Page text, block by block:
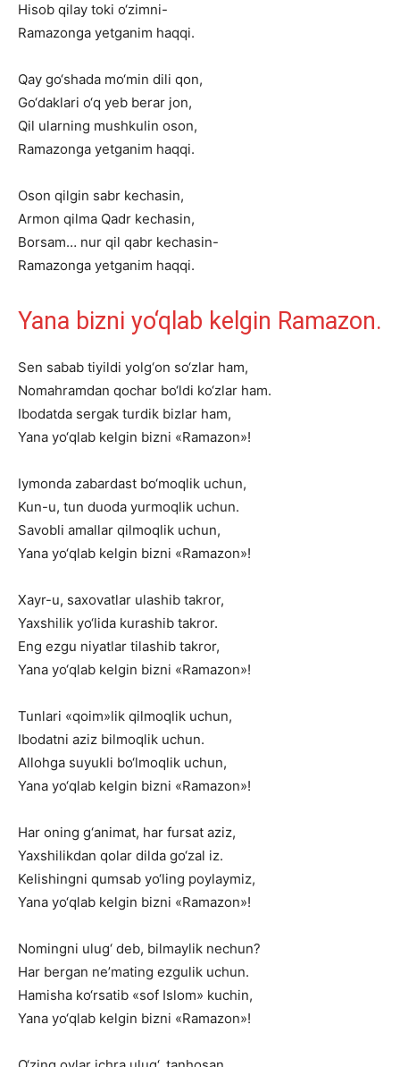
Hisob qilay toki o‘zimni-
Ramazonga yetganim haqqi.
Qay go‘shada mo‘min dili qon,
Go‘daklari o‘q yeb berar jon,
Qil ularning mushkulin oson,
Ramazonga yetganim haqqi.
Oson qilgin sabr kechasin,
Armon qilma Qadr kechasin,
Borsam… nur qil qabr kechasin-
Ramazonga yetganim haqqi.
Yana bizni yo‘qlab kelgin Ramazon.
Sen sabab tiyildi yolg‘on so‘zlar ham,
Nomahramdan qochar bo‘ldi ko‘zlar ham.
Ibodatda sergak turdik bizlar ham,
Yana yo‘qlab kelgin bizni «Ramazon»!
Iymonda zabardast bo‘moqlik uchun,
Kun-u, tun duoda yurmoqlik uchun.
Savobli amallar qilmoqlik uchun,
Yana yo‘qlab kelgin bizni «Ramazon»!
Xayr-u, saxovatlar ulashib takror,
Yaxshilik yo‘lida kurashib takror.
Eng ezgu niyatlar tilashib takror,
Yana yo‘qlab kelgin bizni «Ramazon»!
Tunlari «qoim»lik qilmoqlik uchun,
Ibodatni aziz bilmoqlik uchun.
Allohga suyukli bo‘lmoqlik uchun,
Yana yo‘qlab kelgin bizni «Ramazon»!
Har oning g‘animat, har fursat aziz,
Yaxshilikdan qolar dilda go‘zal iz.
Kelishingni qumsab yo‘ling poylaymiz,
Yana yo‘qlab kelgin bizni «Ramazon»!
Nomingni ulug‘ deb, bilmaylik nechun?
Har bergan ne’mating ezgulik uchun.
Hamisha ko‘rsatib «sof Islom» kuchin,
Yana yo‘qlab kelgin bizni «Ramazon»!